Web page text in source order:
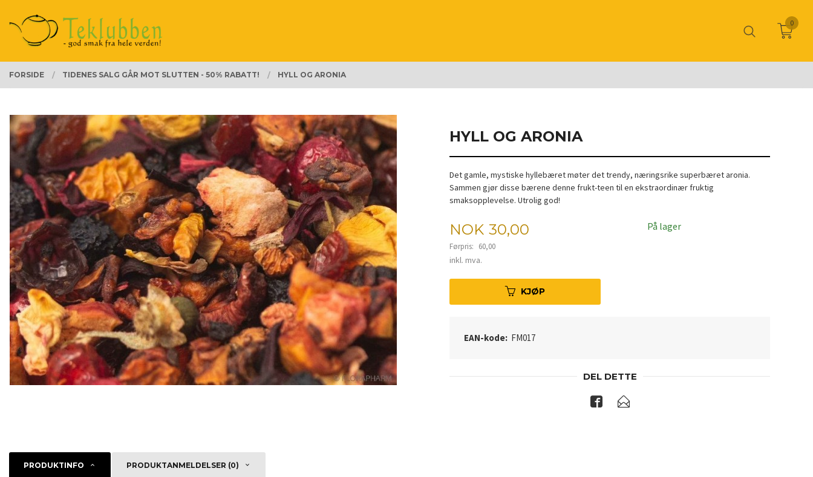
innholdet
PRODUKTER 0
FORSIDE TIDENES SALG GÅR MOT SLUTTEN - 50% RABATT! HYLL OG ARONIA
HYLL OG ARONIA
Det gamle, mystiske hyllebæret møter det trendy, næringsrike superbæret aronia.
Sammen gjør disse bærene denne frukt-teen til en ekstraordinær fruktig
smaksopplevelse. Utrolig god!
Tilbud
NOK 30,00
Førpris: 60,00
Rabatt
inkl. mva.
På lager
KJØP
EAN-kode: FM017
DEL DETTE
PRODUKTINFO PRODUKTANMELDELSER (0)